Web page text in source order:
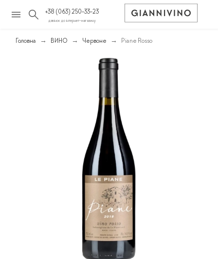
+38 (063) 250-33-23
дзвінок до інтернет-магазину
Головна ВИНО Червоне Piane Rosso